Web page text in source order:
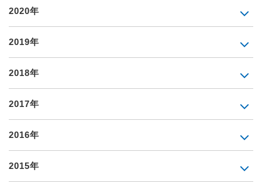
2020年
2019年
2018年
2017年
2016年
2015年